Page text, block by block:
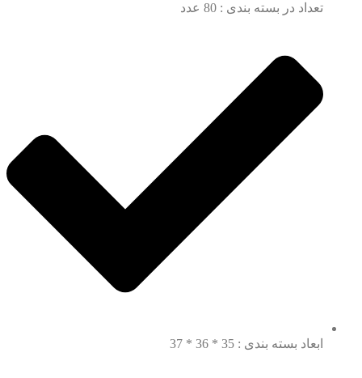
تعداد در بسته بندی : 80 عدد
ابعاد بسته بندی : 35 * 36 * 37